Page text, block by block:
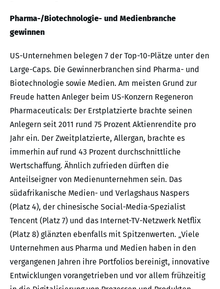
Pharma-/Biotechnologie- und Medienbranche
gewinnen
US-Unternehmen belegen 7 der Top-10-Plätze unter den
Large-Caps. Die Gewinnerbranchen sind Pharma- und
Biotechnologie sowie Medien. Am meisten Grund zur
Freude hatten Anleger beim US-Konzern Regeneron
Pharmaceuticals: Der Erstplatzierte brachte seinen
Anlegern seit 2011 rund 75 Prozent Aktienrendite pro
Jahr ein. Der Zweitplatzierte, Allergan, brachte es
immerhin auf rund 43 Prozent durchschnittliche
Wertschaffung. Ähnlich zufrieden dürften die
Anteilseigner von Medienunternehmen sein. Das
südafrikanische Medien- und Verlagshaus Naspers
(Platz 4), der chinesische Social-Media-Spezialist
Tencent (Platz 7) und das Internet-TV-Netzwerk Netflix
(Platz 8) glänzten ebenfalls mit Spitzenwerten. „Viele
Unternehmen aus Pharma und Medien haben in den
vergangenen Jahren ihre Portfolios bereinigt, innovative
Entwicklungen vorangetrieben und vor allem frühzeitig